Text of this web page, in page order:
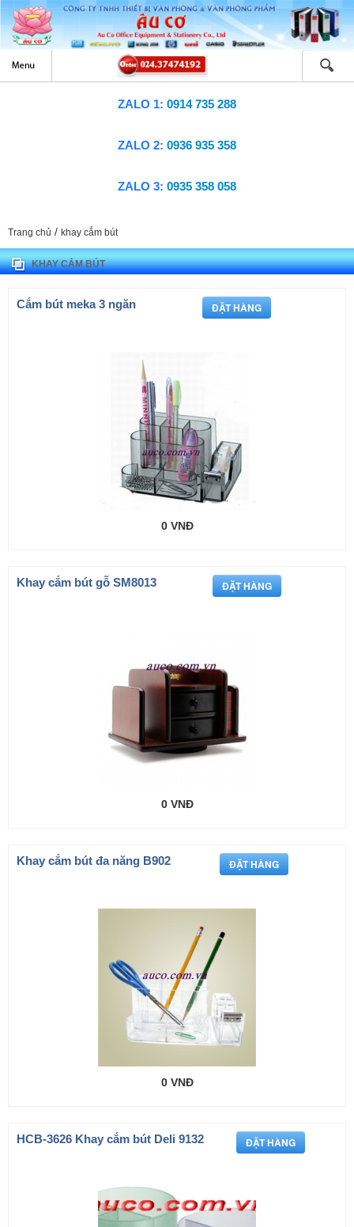
ZALO 1: 0914 735 288
ZALO 2: 0936 935 358
ZALO 3: 0935 358 058
Trang chủ / khay cắm bút
KHAY CẮM BÚT
Cắm bút meka 3 ngăn
0 VNĐ
Khay cắm bút gỗ SM8013
0 VNĐ
Khay cắm bút đa năng B902
0 VNĐ
HCB-3626 Khay cắm bút Deli 9132